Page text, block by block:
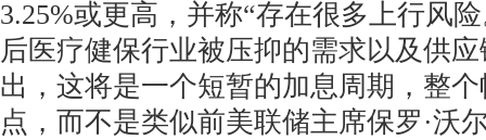
3.25%或更高，并称“存在很多上行风
后医疗健保行业被压抑的需求以及供
出，这将是一个短暂的加息周期，整
点，而不是类似前美联储主席保罗·沃